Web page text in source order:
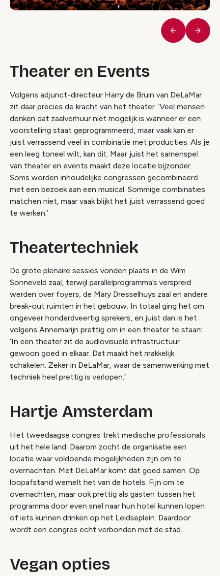
Vorige
Theater en Events
Volgens adjunct-directeur Harry de Bruin van DeLaMar
zit daar precies de kracht van het theater. ‘Veel mensen
denken dat zaalverhuur niet mogelijk is wanneer er een
voorstelling staat geprogrammeerd, maar vaak kan er
juist verrassend veel in combinatie met producties. Als je
een leeg toneel wilt, kan dit. Maar juist het samenspel
van theater en events maakt deze locatie bijzonder.
Soms worden inhoudelijke congressen gecombineerd
met een bezoek aan een musical. Sommige combinaties
matchen niet, maar vaak blijkt het juist verrassend goed
te werken.’
Theatertechniek
De grote plenaire sessies vonden plaats in de Wim
Sonneveld zaal, terwijl parallelprogramma’s verspreid
werden over foyers, de Mary Dresselhuys zaal en andere
break-out ruimten in het gebouw. In totaal ging het om
ongeveer honderdveertig sprekers, en juist dan is het
volgens Annemarijn prettig om in een theater te staan:
‘In een theater zit de audiovisuele infrastructuur
gewoon goed in elkaar. Dat maakt het makkelijk
schakelen. Zeker in DeLaMar, waar de samenwerking met
techniek heel prettig is verlopen.’
Hartje Amsterdam
Het tweedaagse congres trekt medische professionals
uit het hele land. Daarom zocht de organisatie een
locatie waar voldoende mogelijkheden zijn om te
overnachten. Met DeLaMar komt dat goed samen. Op
loopafstand wemelt het van de hotels. Fijn om te
overnachten, maar ook prettig als gasten tussen het
programma door even snel naar hun hotel kunnen lopen
of iets kunnen drinken op het Leidseplein. Daardoor
wordt een congres echt verbonden met de stad.
Vegan opties